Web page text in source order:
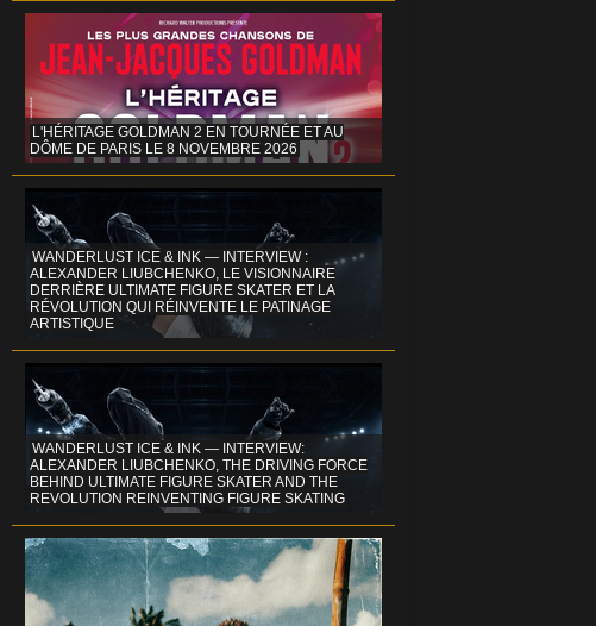
L'HÉRITAGE GOLDMAN 2 EN TOURNÉE ET AU
DÔME DE PARIS LE 8 NOVEMBRE 2026
WANDERLUST ICE & INK — INTERVIEW :
ALEXANDER LIUBCHENKO, LE VISIONNAIRE
DERRIÈRE ULTIMATE FIGURE SKATER ET LA
RÉVOLUTION QUI RÉINVENTE LE PATINAGE
ARTISTIQUE
WANDERLUST ICE & INK — INTERVIEW:
ALEXANDER LIUBCHENKO, THE DRIVING FORCE
BEHIND ULTIMATE FIGURE SKATER AND THE
REVOLUTION REINVENTING FIGURE SKATING